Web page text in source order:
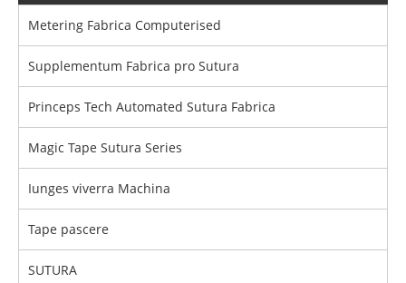
Metering Fabrica Computerised
Supplementum Fabrica pro Sutura
Princeps Tech Automated Sutura Fabrica
Magic Tape Sutura Series
Iunges viverra Machina
Tape pascere
SUTURA